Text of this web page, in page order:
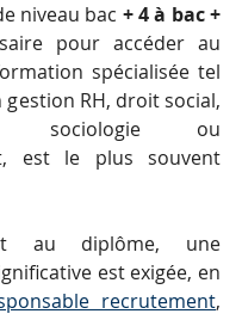
niveau bac + 4 à bac +
pour accéder au
spécialisée tel
RH, droit social,
sociologie ou
est le plus souvent
au diplôme, une
est exigée, en
recrutement